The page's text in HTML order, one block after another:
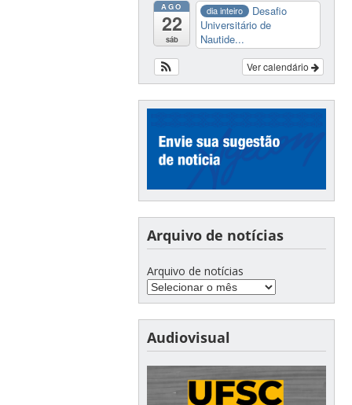
AGO
22
sáb
dia inteiro
Desafio
Universitário de
Nautide...
Ver calendário
Arquivo de notícias
Arquivo de notícias
Audiovisual